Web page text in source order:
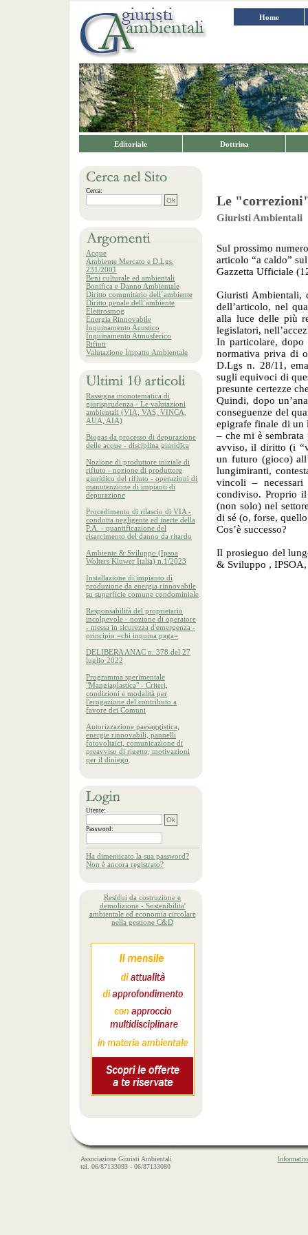
Home
Editoriale Dottrina
Cerca:
Acque
Ambiente Mercato e D.Lgs.
231/2001
Beni culturale ed ambientali
Bonifica e Danno Ambientale
Diritto comunitario dell´ambiente
Diritto penale dell´ambiente
Elettrosmog
Energia Rinnovabile
Inquinamento Acustico
Inquinamento Atmosferico
Rifiuti
Valutazione Impatto Ambientale
Rassegna monotematica di
giurisprudenza - Le valutazioni
ambientali (VIA, VAS, VINCA,
AUA, AIA)
Biogas da processo di depurazione
delle acque - disciplina giuridica
Nozione di produttore iniziale di
rifiuto - nozione di produttore
giuridico del rifiuto - operazioni di
manutenzione di impianti di
depurazione
Procedimento di rilascio di VIA -
condotta negligente ed inerte della
P.A. - quantificazione del
risarcimento del danno da ritardo
Ambiente & Sviluppo (Ipsoa
Wolters Kluwer Italia) n.1/2023
Installazione di impianto di
produzione da energia rinnovabile
su superficie comune condominiale
Responsabilità del proprietario
incolpevole - nozione di operatore
- messa in sicurezza d'emergenza -
principio =chi inquina paga=
DELIBERA ANAC n. 378 del 27
luglio 2022
Programma sperimentale
"Mangiaplastica" - Criteri,
condizioni e modalità per
l'erogazione del contributo a
favore dei Comuni
Autorizzazione paesaggistica,
energie rinnovabili, pannelli
fotovoltaici, comunicazione di
preavviso di rigetto, motivazioni
per il diniego
Utente:
Password:
Ha dimenticato la sua password?
Non è ancora registrato?
Residui da costruzione e
demolizione - Sostenibilita'
ambientale ed economia circolare
nella gestione C&D
Le
Giuristi Ambientali
Sul prossimo
articolo “a caldo”
Gazzetta Ufficiale
Giuristi Ambientali,
dell’articolo, nel
alla luce delle più
legislatori,
In particolare, dopo
normativa priva di
D.Lgs n. 28/11,
sugli equivoci di
presunte certezze
Quindi, dopo
conseguenze del
epigrafe finale di un
– che mi è
avviso, il diritto (i
un futuro (gioco)
lungimiranti,
vincoli –
condiviso. Proprio il
(non solo) nel
di sé (o, forse,
Cos’è successo?
Il prosieguo del
& Sviluppo ,
Associazione Giuristi Ambientali
tel. 06/87133093 - 06/87133080